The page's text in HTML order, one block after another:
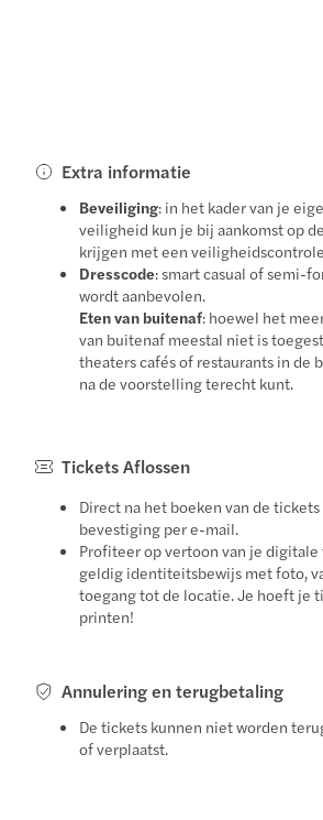
Extra informatie
Beveiliging: in het kader van je
veiligheid kun je bij aankomst op
krijgen met een
Dresscode: smart casual of semi-
wordt aanbevolen.
Eten van buitenaf: hoewel het
van buitenaf meestal niet is
theaters cafés of restaurants in de
na de voorstelling terecht kunt.
Tickets Aflossen
Direct na het boeken van de
bevestiging per e-mail.
Profiteer op vertoon van je digitale
geldig identiteitsbewijs met foto,
toegang tot de locatie. Je hoeft je
printen!
Annulering en terugbetaling
De tickets kunnen niet worden
of verplaatst.